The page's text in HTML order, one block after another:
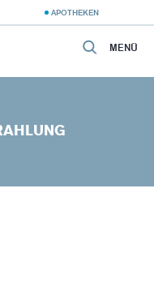
APOTHEKEN
MENÜ